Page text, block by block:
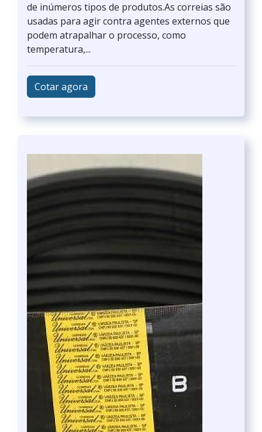
de inúmeros tipos de produtos.As correias são
usadas para agir contra agentes externos que
podem atrapalhar o processo, como
temperatura,...
Cotar agora